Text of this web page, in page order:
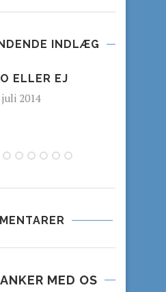
INDLÆG
ELLER EJ
juli 2014
MED OS